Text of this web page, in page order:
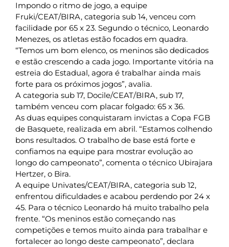
Impondo o ritmo de jogo, a equipe
Fruki/CEAT/BIRA, categoria sub 14, venceu com
facilidade por 65 x 23. Segundo o técnico, Leonardo
Menezes, os atletas estão focados em quadra.
“Temos um bom elenco, os meninos são dedicados
e estão crescendo a cada jogo. Importante vitória na
estreia do Estadual, agora é trabalhar ainda mais
forte para os próximos jogos”, avalia.
A categoria sub 17, Docile/CEAT/BIRA, sub 17,
também venceu com placar folgado: 65 x 36.
As duas equipes conquistaram invictas a Copa FGB
de Basquete, realizada em abril. “Estamos colhendo
bons resultados. O trabalho de base está forte e
confiamos na equipe para mostrar evolução ao
longo do campeonato”, comenta o técnico Ubirajara
Hertzer, o Bira.
A equipe Univates/CEAT/BIRA, categoria sub 12,
enfrentou dificuldades e acabou perdendo por 24 x
45. Para o técnico Leonardo há muito trabalho pela
frente. “Os meninos estão começando nas
competições e temos muito ainda para trabalhar e
fortalecer ao longo deste campeonato”, declara